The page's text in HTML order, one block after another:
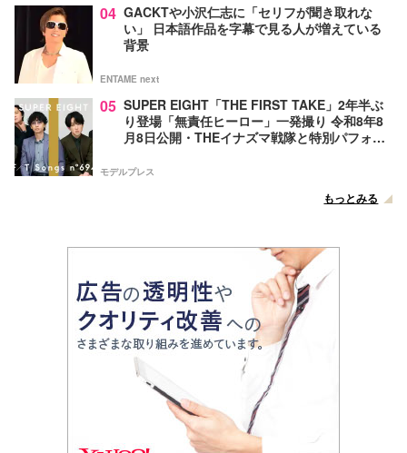
04 GACKTや小沢仁志に「セリフが聞き取れな
い」 日本語作品を字幕で見る人が増えている
背景
ENTAME next
05 SUPER EIGHT「THE FIRST TAKE」2年半ぶ
り登場「無責任ヒーロー」一発撮り 令和8年8
月8日公開・THEイナズマ戦隊と特別パフォー
モデルプレス
もっとみる